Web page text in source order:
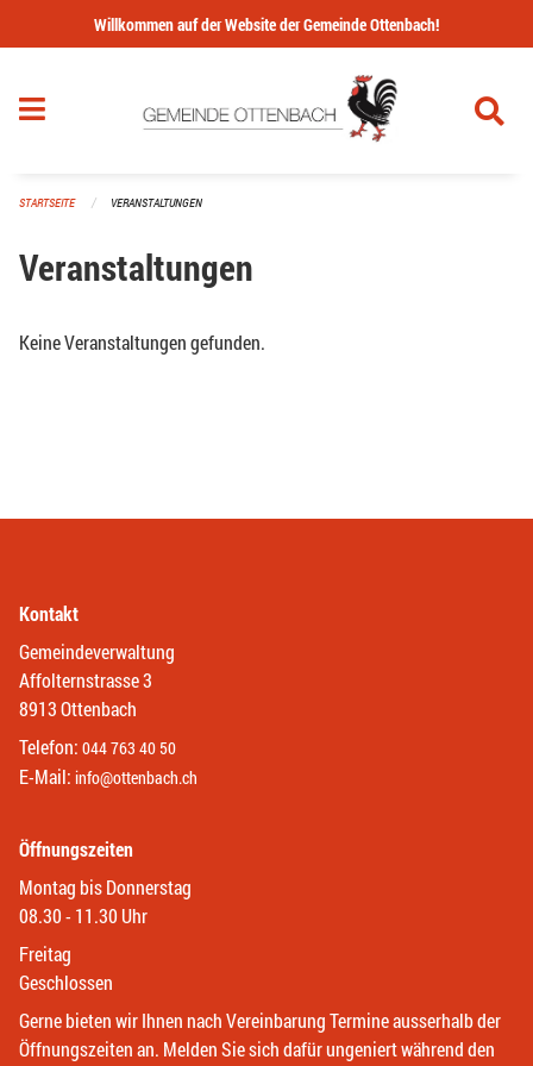
Navigation überspringen
Willkommen auf der Website der Gemeinde Ottenbach!
STARTSEITE VERANSTALTUNGEN
Veranstaltungen
Keine Veranstaltungen gefunden.
Kontakt
Gemeindeverwaltung
Affolternstrasse 3
8913 Ottenbach
Telefon: 044 763 40 50
E-Mail: info@ottenbach.ch
Öffnungszeiten
Montag bis Donnerstag
08.30 - 11.30 Uhr
Freitag
Geschlossen
Gerne bieten wir Ihnen nach Vereinbarung Termine ausserhalb der
Öffnungszeiten an. Melden Sie sich dafür ungeniert während den